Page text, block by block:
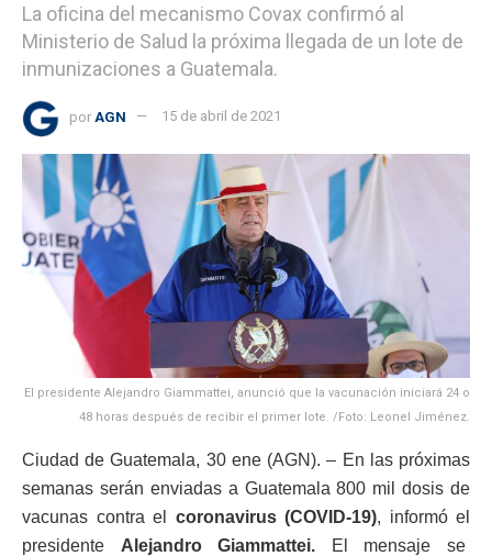
La oficina del mecanismo Covax confirmó al
Ministerio de Salud la próxima llegada de un lote de
inmunizaciones a Guatemala.
por AGN 15 de abril de 2021
El presidente Alejandro Giammattei, anunció que la vacunación iniciará 24 o
48 horas después de recibir el primer lote. /Foto: Leonel Jiménez.
Ciudad de Guatemala, 30 ene (AGN). – En las próximas
semanas serán enviadas a Guatemala 800 mil dosis de
vacunas contra el coronavirus (COVID-19), informó el
presidente Alejandro Giammattei. El mensaje se